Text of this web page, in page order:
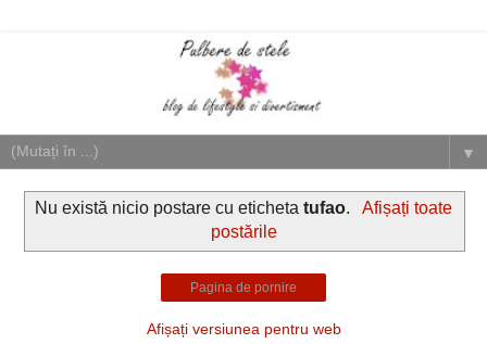
▼
Nu există nicio postare cu etichetatufao.
Afișați toate
postările
Pagina de pornire
Afișați versiunea pentru web